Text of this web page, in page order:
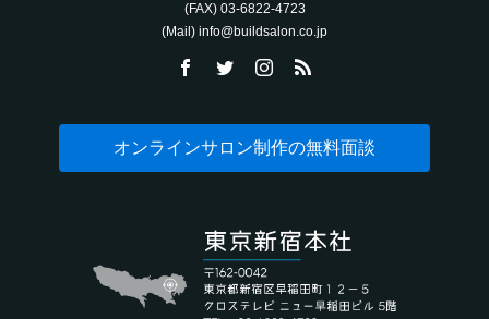
(FAX) 03-6822-4723‬
(Mail) info@buildsalon.co.jp
オンラインサロン制作の無料面談